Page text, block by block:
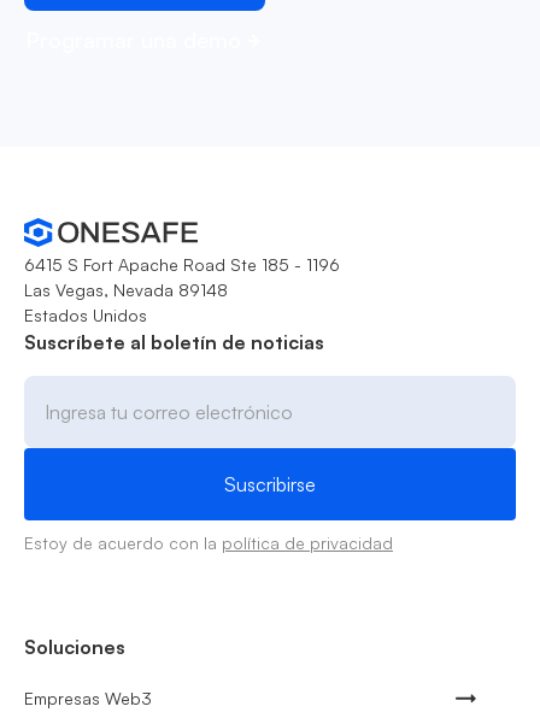
6415 S Fort Apache Road Ste 185 - 1196
Las Vegas, Nevada 89148
Estados Unidos
Suscríbete al boletín de noticias
Estoy de acuerdo con la política de privacidad
Soluciones
Empresas Web3